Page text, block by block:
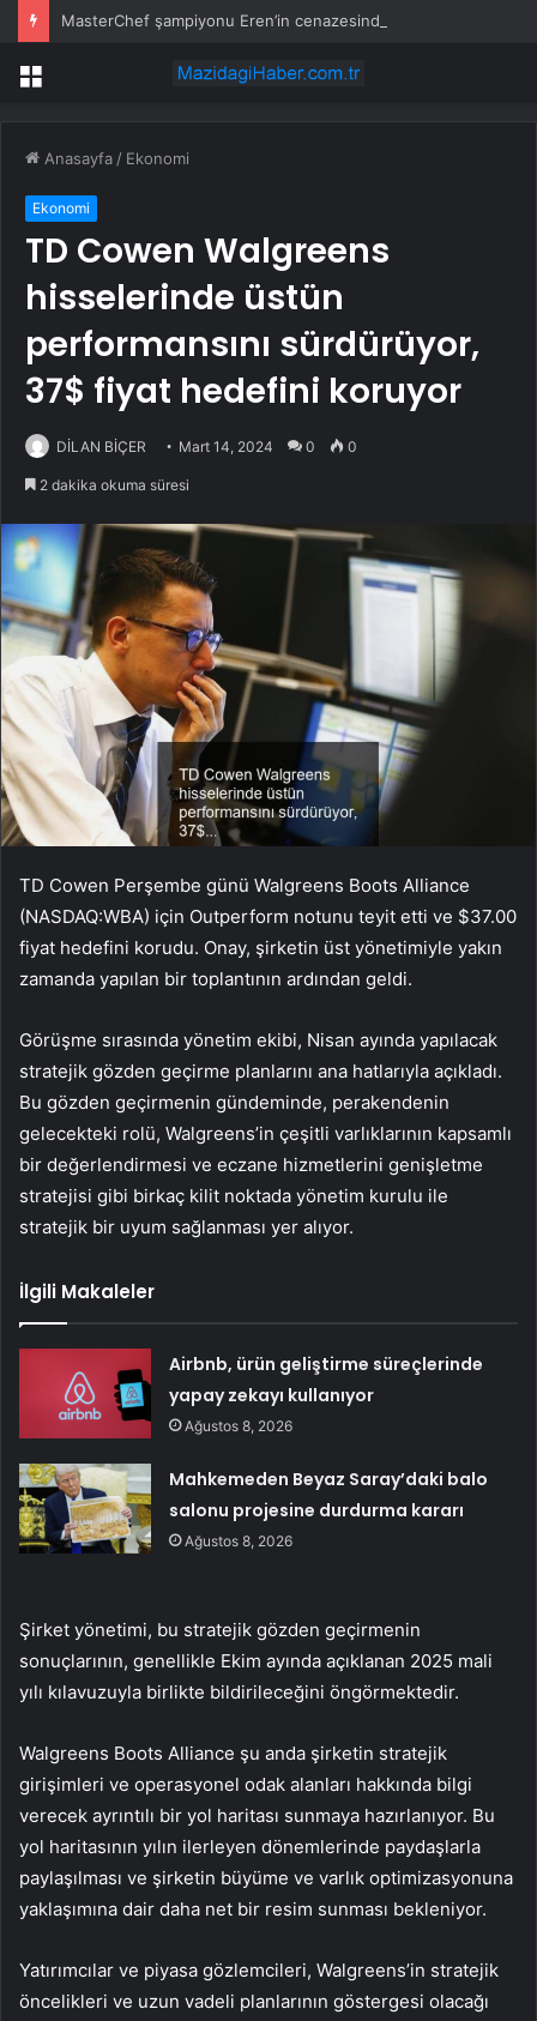
Menü
Anasayfa / Ekonomi
Ekonomi
TD Cowen Walgreens
hisselerinde üstün
performansını sürdürüyor,
37$ fiyat hedefini koruyor
DİLAN BİÇER Mart 14, 2024 0 0
2 dakika okuma süresi
TD Cowen Perşembe günü Walgreens Boots Alliance
(NASDAQ:WBA) için Outperform notunu teyit etti ve $37.00
fiyat hedefini korudu. Onay, şirketin üst yönetimiyle yakın
zamanda yapılan bir toplantının ardından geldi.
Görüşme sırasında yönetim ekibi, Nisan ayında yapılacak
stratejik gözden geçirme planlarını ana hatlarıyla açıkladı.
Bu gözden geçirmenin gündeminde, perakendenin
gelecekteki rolü, Walgreens’in çeşitli varlıklarının kapsamlı
bir değerlendirmesi ve eczane hizmetlerini genişletme
stratejisi gibi birkaç kilit noktada yönetim kurulu ile
stratejik bir uyum sağlanması yer alıyor.
İlgili Makaleler
Airbnb, ürün geliştirme süreçlerinde
yapay zekayı kullanıyor
Ağustos 8, 2026
Mahkemeden Beyaz Saray’daki balo
salonu projesine durdurma kararı
Ağustos 8, 2026
Şirket yönetimi, bu stratejik gözden geçirmenin
sonuçlarının, genellikle Ekim ayında açıklanan 2025 mali
yılı kılavuzuyla birlikte bildirileceğini öngörmektedir.
Walgreens Boots Alliance şu anda şirketin stratejik
girişimleri ve operasyonel odak alanları hakkında bilgi
verecek ayrıntılı bir yol haritası sunmaya hazırlanıyor. Bu
yol haritasının yılın ilerleyen dönemlerinde paydaşlarla
paylaşılması ve şirketin büyüme ve varlık optimizasyonuna
yaklaşımına dair daha net bir resim sunması bekleniyor.
Yatırımcılar ve piyasa gözlemcileri, Walgreens’in stratejik
öncelikleri ve uzun vadeli planlarının göstergesi olacağı